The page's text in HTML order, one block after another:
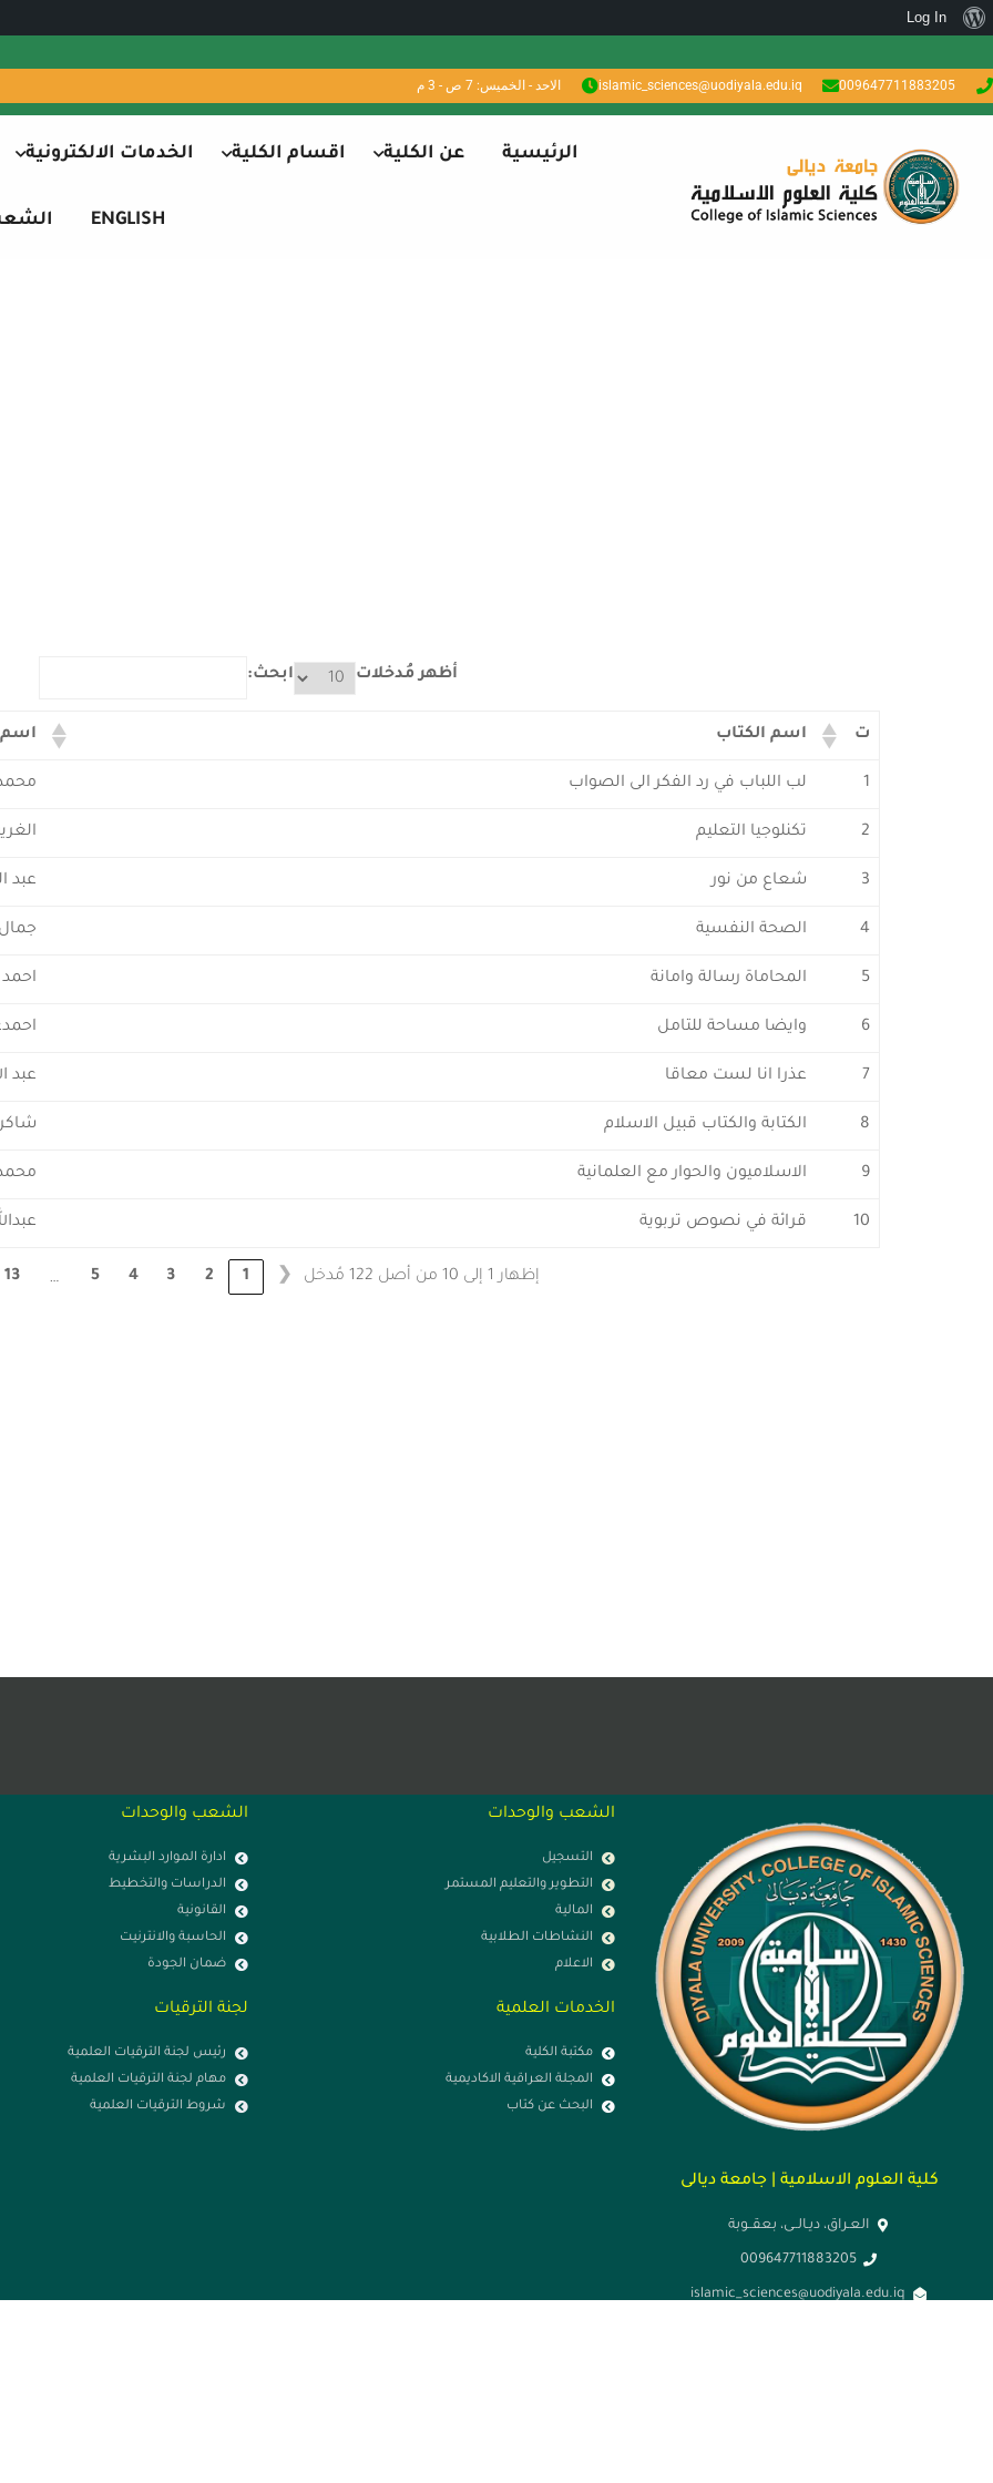
Log In
009647711883205
islamic_sciences@uodiyala.edu.iq الاحد - الخميس: 7 ص - 3 م
الرئيسية عن الكلية اقسام الكلية الخدمات الالكترونية
ENGLISH
أظهر مُدخلات ابحث:
ت اسم الكتاب اسم
1 لب اللباب في رد الفكر الى الصواب
2 تكنلوجيا التعليم
3 شعاع من نور عبد
4 الصحة النفسية
5 المحاماة رسالة وامانة
6 وايضا مساحة للتامل
7 عذرا انا لست معاقا عبد
8 الكتابة والكتاب قبيل الاسلام
9 الاسلاميون والحوار مع العلمانية
10 قرائة في نصوص تربوية
إظهار 1 إلى 10 من أصل 122 مُدخل ❮
1
2
3
4
5
…
13
كلية العلوم الاسلامية | جامعة ديالى
العـراق، ديـالــى، بعقــوبة
009647711883205
islamic_sciences@uodiyala.edu.iq
الشعب والوحدات
التسجيل
التطوير والتعليم المستمر
المالية
النشاطات الطلابية
الاعلام
الخدمات العلمية
مكتبة الكلية
المجلة العراقية الاكاديمية
البحث عن كتاب
الشعب والوحدات
ادارة الموارد البشرية
الدراسات والتخطيط
القانونية
الحاسبة والانترنيت
ضمان الجودة
لجنة الترقيات
رئيس لجنة الترقيات العلمية
مهام لجنة الترقيات العلمية
شروط الترقيات العلمية